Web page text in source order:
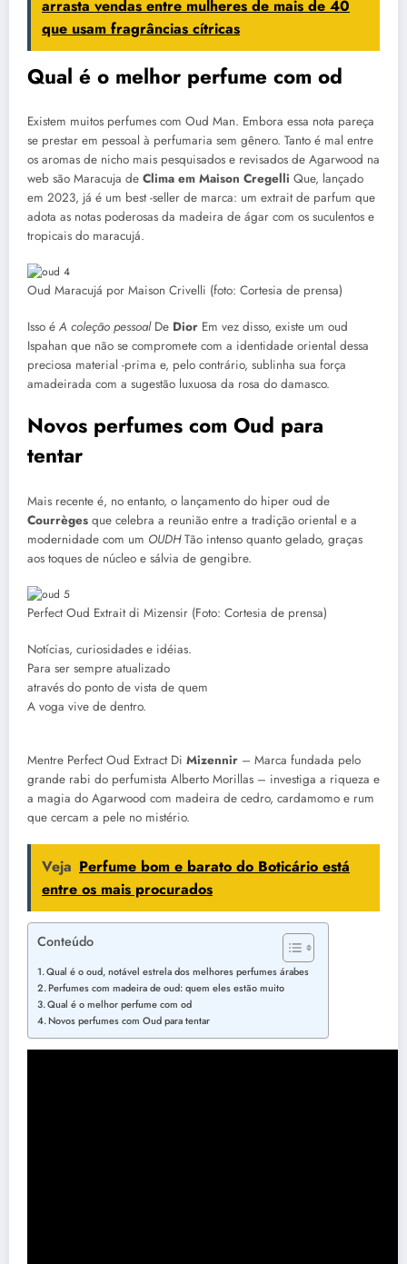
arrasta vendas entre mulheres de mais de 40
que usam fragrâncias cítricas
Qual é o melhor perfume com od
Existem muitos perfumes com Oud Man. Embora essa nota pareça
se prestar em pessoal à perfumaria sem gênero. Tanto é mal entre
os aromas de nicho mais pesquisados e revisados de Agarwood na
web são Maracuja de Clima em Maison Cregelli Que, lançado
em 2023, já é um best -seller de marca: um extrait de parfum que
adota as notas poderosas da madeira de ágar com os suculentos e
tropicais do maracujá.
Oud Maracujá por Maison Crivelli (foto: Cortesia de prensa)
Isso é A coleção pessoalDe Dior Em vez disso, existe um oud
Ispahan que não se compromete com a identidade oriental dessa
preciosa material -prima e, pelo contrário, sublinha sua força
amadeirada com a sugestão luxuosa da rosa do damasco.
Novos perfumes com Oud para
tentar
Mais recente é, no entanto, o lançamento do hiper oud de
Courrèges que celebra a reunião entre a tradição oriental e a
modernidade com um OUDHTão intenso quanto gelado, graças
aos toques de núcleo e sálvia de gengibre.
Perfect Oud Extrait di Mizensir (Foto: Cortesia de prensa)
Notícias, curiosidades e idéias.
Para ser sempre atualizado
através do ponto de vista de quem
A voga vive de dentro.
Mentre Perfect Oud Extract Di Mizennir – Marca fundada pelo
grande rabi do perfumista Alberto Morillas – investiga a riqueza e
a magia do Agarwood com madeira de cedro, cardamomo e rum
que cercam a pele no mistério.
Veja Perfume bom e barato do Boticário está
entre os mais procurados
Conteúdo
Qual é o oud, notável estrela dos melhores perfumes árabes
Perfumes com madeira de oud: quem eles estão muito
Qual é o melhor perfume com od
Novos perfumes com Oud para tentar